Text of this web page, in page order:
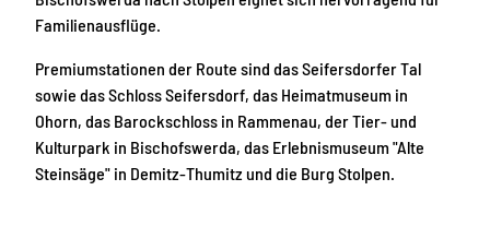
Familienausflüge.
Premiumstationen der Route sind das Seifersdorfer Tal
sowie das Schloss Seifersdorf, das Heimatmuseum in
Ohorn, das Barockschloss in Rammenau, der Tier- und
Kulturpark in Bischofswerda, das Erlebnismuseum "Alte
Steinsäge" in Demitz-Thumitz und die Burg Stolpen.